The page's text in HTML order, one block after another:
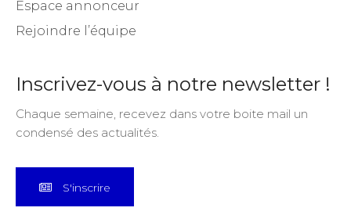
Espace annonceur
Rejoindre l’équipe
Inscrivez-vous à notre newsletter !
Chaque semaine, recevez dans votre boite mail un
condensé des actualités.
S'inscrire